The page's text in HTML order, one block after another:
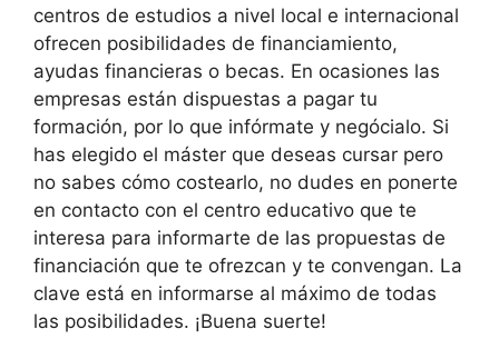
centros de estudios a nivel local e internacional
ofrecen posibilidades de financiamiento,
ayudas financieras o becas. En ocasiones las
empresas están dispuestas a pagar tu
formación, por lo que infórmate y negócialo. Si
has elegido el máster que deseas cursar pero
no sabes cómo costearlo, no dudes en ponerte
en contacto con el centro educativo que te
interesa para informarte de las propuestas de
financiación que te ofrezcan y te convengan. La
clave está en informarse al máximo de todas
las posibilidades. ¡Buena suerte!